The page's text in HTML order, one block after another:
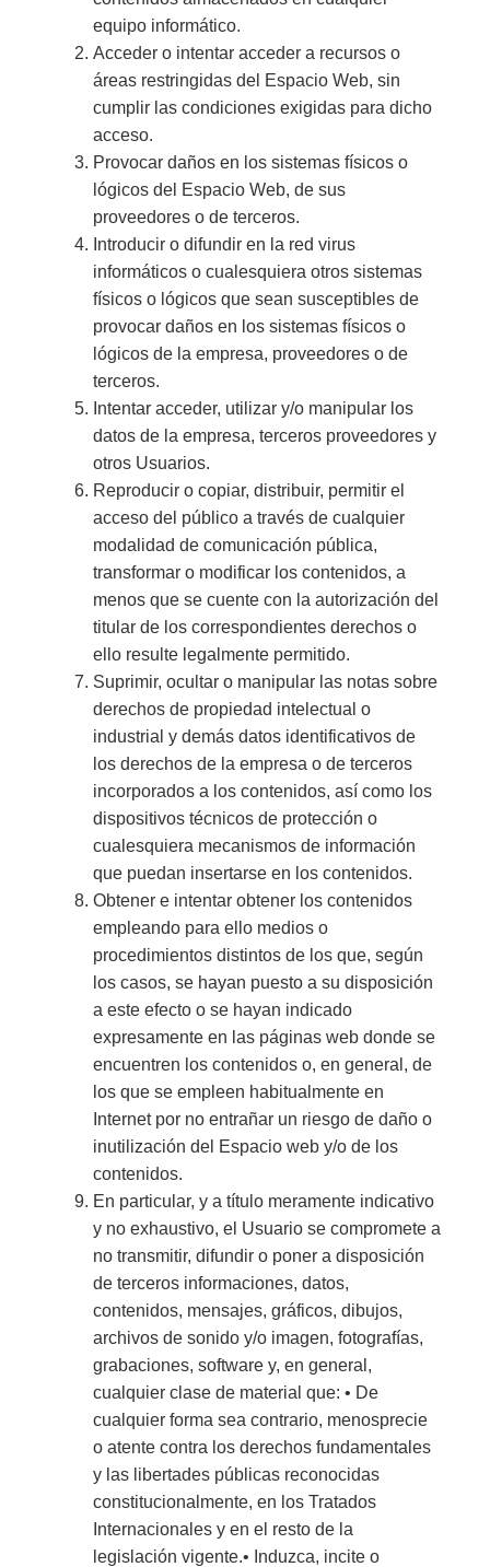
equipo informático.
Acceder o intentar acceder a recursos o
áreas restringidas del Espacio Web, sin
cumplir las condiciones exigidas para dicho
acceso.
Provocar daños en los sistemas físicos o
lógicos del Espacio Web, de sus
proveedores o de terceros.
Introducir o difundir en la red virus
informáticos o cualesquiera otros sistemas
físicos o lógicos que sean susceptibles de
provocar daños en los sistemas físicos o
lógicos de la empresa, proveedores o de
terceros.
Intentar acceder, utilizar y/o manipular los
datos de la empresa, terceros proveedores y
otros Usuarios.
Reproducir o copiar, distribuir, permitir el
acceso del público a través de cualquier
modalidad de comunicación pública,
transformar o modificar los contenidos, a
menos que se cuente con la autorización del
titular de los correspondientes derechos o
ello resulte legalmente permitido.
Suprimir, ocultar o manipular las notas sobre
derechos de propiedad intelectual o
industrial y demás datos identificativos de
los derechos de la empresa o de terceros
incorporados a los contenidos, así como los
dispositivos técnicos de protección o
cualesquiera mecanismos de información
que puedan insertarse en los contenidos.
Obtener e intentar obtener los contenidos
empleando para ello medios o
procedimientos distintos de los que, según
los casos, se hayan puesto a su disposición
a este efecto o se hayan indicado
expresamente en las páginas web donde se
encuentren los contenidos o, en general, de
los que se empleen habitualmente en
Internet por no entrañar un riesgo de daño o
inutilización del Espacio web y/o de los
contenidos.
En particular, y a título meramente indicativo
y no exhaustivo, el Usuario se compromete a
no transmitir, difundir o poner a disposición
de terceros informaciones, datos,
contenidos, mensajes, gráficos, dibujos,
archivos de sonido y/o imagen, fotografías,
grabaciones, software y, en general,
cualquier clase de material que: • De
cualquier forma sea contrario, menosprecie
o atente contra los derechos fundamentales
y las libertades públicas reconocidas
constitucionalmente, en los Tratados
Internacionales y en el resto de la
legislación vigente.• Induzca, incite o